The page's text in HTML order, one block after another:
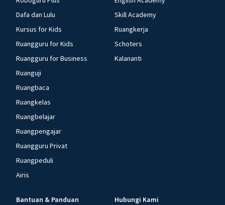
Dafa dan Lulu
Kursus for Kids
Ruangguru for Kids
Ruangguru for Business
Ruanguji
Ruangbaca
Ruangkelas
Ruangbelajar
Ruangpengajar
Ruangguru Privat
Ruangpeduli
Airis
Skill Academy
Ruangkerja
Schoters
Kalananti
Bantuan & Panduan Hubungi Kami